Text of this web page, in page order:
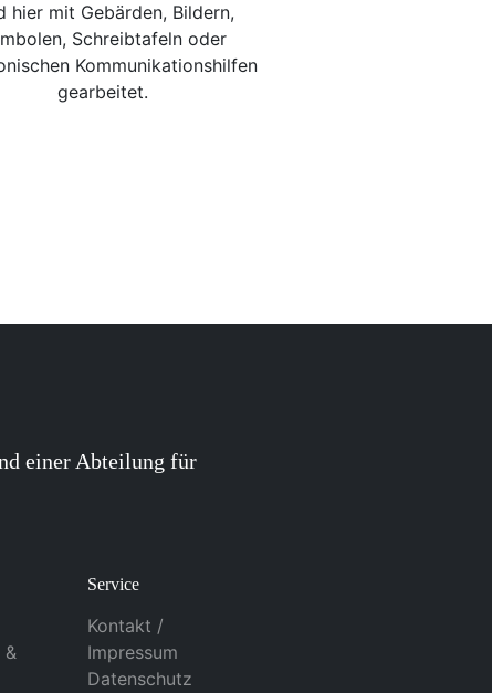
hier mit Gebärden, Bildern,
Schreibtafeln oder
Kommunikationshilfen
gearbeitet.
einer Abteilung für
&
Service
Kontakt /
Impressum
Datenschutz